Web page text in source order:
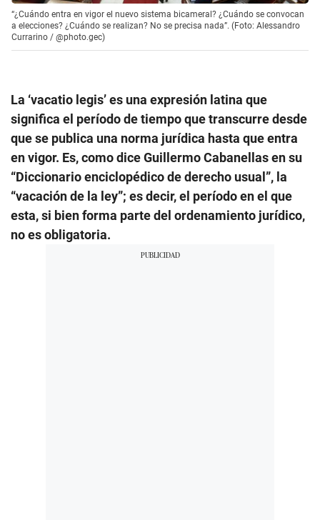
“¿Cuándo entra en vigor el nuevo sistema bicameral? ¿Cuándo se convocan
a elecciones? ¿Cuándo se realizan? No se precisa nada”. (Foto: Alessandro
Currarino / @photo.gec)
La ‘vacatio legis’ es una expresión latina que
significa el período de tiempo que transcurre desde
que se publica una norma jurídica hasta que entra
en vigor. Es, como dice Guillermo Cabanellas en su
“Diccionario enciclopédico de derecho usual”, la
“vacación de la ley”; es decir, el período en el que
esta, si bien forma parte del ordenamiento jurídico,
no es obligatoria.